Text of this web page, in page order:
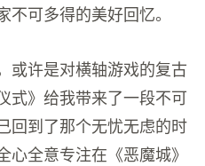
可多得的美好回忆。
或许是对横轴游戏的复古
式》给我带来了一段不可
回到了那个无忧无虑的时
全意专注在《恶魔城》